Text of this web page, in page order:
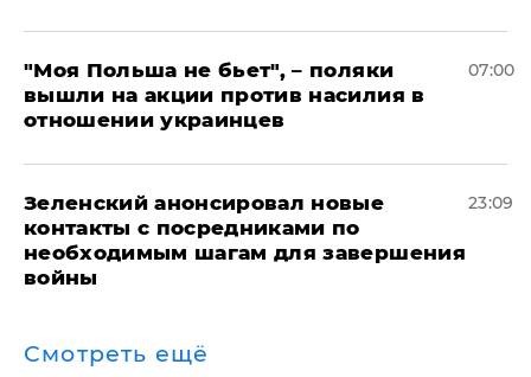
"Моя Польша не бьет", – поляки
вышли на акции против насилия в
отношении украинцев
07:00
Зеленский анонсировал новые
контакты с посредниками по
необходимым шагам для завершения
войны
23:09
Смотреть ещё